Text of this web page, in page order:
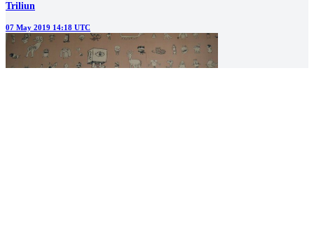
Triliun
07 May 2019 14:18 UTC